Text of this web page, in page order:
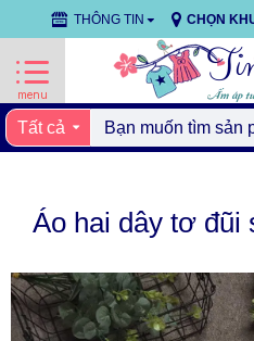
THÔNG TIN CHỌN
Tất cả
Áo hai dây tơ đũi